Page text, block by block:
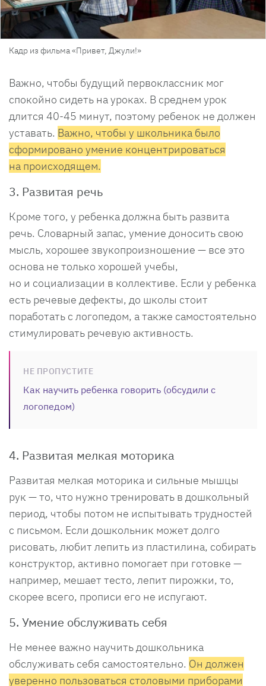
Кадр из фильма «Привет, Джули!»
Важно, чтобы будущий первоклассник мог
спокойно сидеть на уроках. В среднем урок
длится 40-45 минут, поэтому ребенок не должен
уставать. Важно, чтобы у школьника было
сформировано умение концентрироваться
на происходящем.
3. Развитая речь
Кроме того, у ребенка должна быть развита
речь. Словарный запас, умение доносить свою
мысль, хорошее звукопроизношение — все это
основа не только хорошей учебы,
но и социализации в коллективе. Если у ребенка
есть речевые дефекты, до школы стоит
поработать с логопедом, а также самостоятельно
стимулировать речевую активность.
НЕ ПРОПУСТИТЕ
Как научить ребенка говорить (обсудили с
логопедом)
4. Развитая мелкая моторика
Развитая мелкая моторика и сильные мышцы
рук — то, что нужно тренировать в дошкольный
период, чтобы потом не испытывать трудностей
с письмом. Если дошкольник может долго
рисовать, любит лепить из пластилина, собирать
конструктор, активно помогает при готовке —
например, мешает тесто, лепит пирожки, то,
скорее всего, прописи его не испугают.
5. Умение обслуживать себя
Не менее важно научить дошкольника
обслуживать себя самостоятельно. Он должен
уверенно пользоваться столовыми приборами